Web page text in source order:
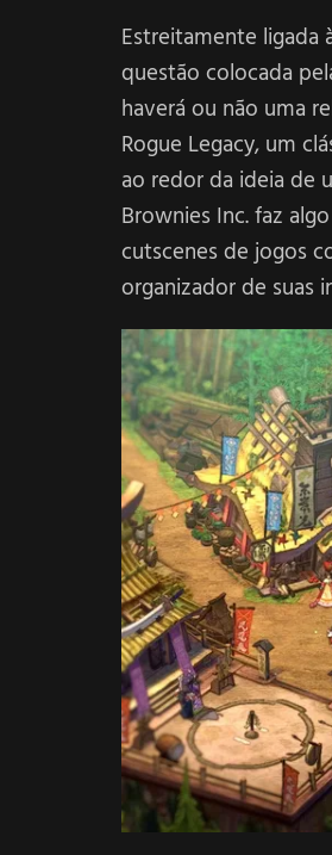
Estreitamente ligada
questão colocada
haverá ou não uma
Rogue Legacy, um
ao redor da ideia de
Brownies Inc. faz
cutscenes de jogos
organizador de suas